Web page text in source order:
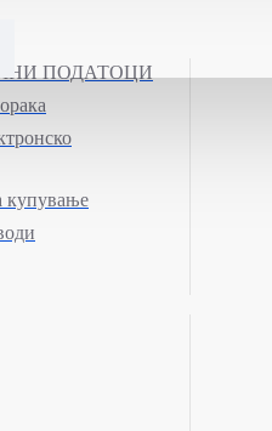
ПОДАТОЦИ
купување